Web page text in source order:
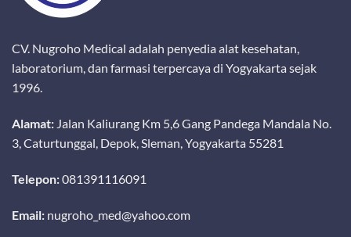
CV. Nugroho Medical adalah penyedia alat kesehatan,
laboratorium, dan farmasi terpercaya di Yogyakarta sejak
1996.
Alamat: Jalan Kaliurang Km 5,6 Gang Pandega Mandala No.
3, Caturtunggal, Depok, Sleman, Yogyakarta 55281
Telepon:081391116091
Email: nugroho_med@yahoo.com